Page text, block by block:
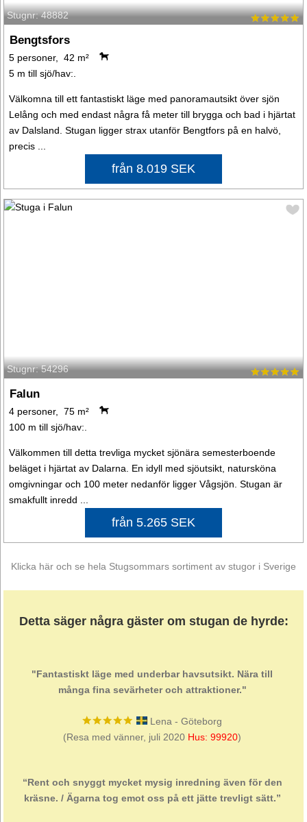
Stugnr: 48882
Bengtsfors
5 personer, 42 m²
5 m till sjö/hav:.
Välkomna till ett fantastiskt läge med panoramautsikt över sjön
Lelång och med endast några få meter till brygga och bad i hjärtat
av Dalsland. Stugan ligger strax utanför Bengtfors på en halvö,
precis ...
från 8.019 SEK
Stugnr: 54296
Falun
4 personer, 75 m²
100 m till sjö/hav:.
Välkommen till detta trevliga mycket sjönära semesterboende
beläget i hjärtat av Dalarna. En idyll med sjöutsikt, natursköna
omgivningar och 100 meter nedanför ligger Vågsjön. Stugan är
smakfullt inredd ...
från 5.265 SEK
Klicka här och se hela Stugsommars sortiment av stugor i Sverige
Detta säger några gäster om stugan de hyrde:
"Fantastiskt läge med underbar havsutsikt. Nära till
många fina sevärheter och attraktioner."
Lena - Göteborg
(Resa med vänner, juli 2020 Hus: 99920)
“Rent och snyggt mycket mysig inredning även för den
kräsne. / Ägarna tog emot oss på ett jätte trevligt sätt.”